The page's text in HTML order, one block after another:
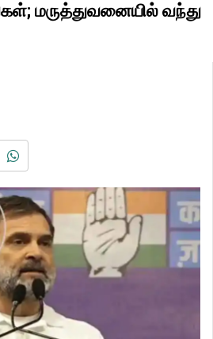
மருத்துவனையில் வந்து